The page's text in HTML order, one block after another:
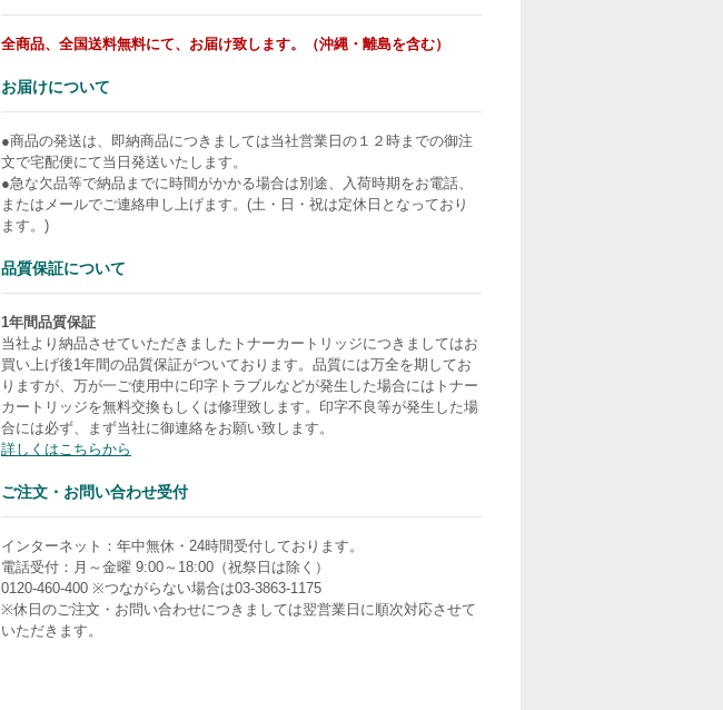
全商品、全国送料無料にて、お届け致します。（沖縄・離島を含む）
お届けについて
●商品の発送は、即納商品につきましては当社営業日の１２時までの御注
文で宅配便にて当日発送いたします。
●急な欠品等で納品までに時間がかかる場合は別途、入荷時期をお電話、
またはメールでご連絡申し上げます。(土・日・祝は定休日となっており
ます。)
品質保証について
1年間品質保証
当社より納品させていただきましたトナーカートリッジにつきましてはお
買い上げ後1年間の品質保証がついております。品質には万全を期してお
りますが、万が一ご使用中に印字トラブルなどが発生した場合にはトナー
カートリッジを無料交換もしくは修理致します。印字不良等が発生した場
合には必ず、まず当社に御連絡をお願い致します。
詳しくはこちらから
ご注文・お問い合わせ受付
インターネット：年中無休・24時間受付しております。
電話受付：月～金曜 9:00～18:00（祝祭日は除く）
0120-460-400 ※つながらない場合は03-3863-1175
※休日のご注文・お問い合わせにつきましては翌営業日に順次対応させて
いただきます。